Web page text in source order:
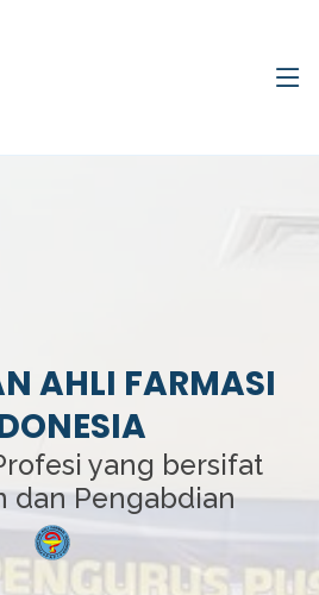
AHLI FARMASI
yang bersifat
dan Pengabdian